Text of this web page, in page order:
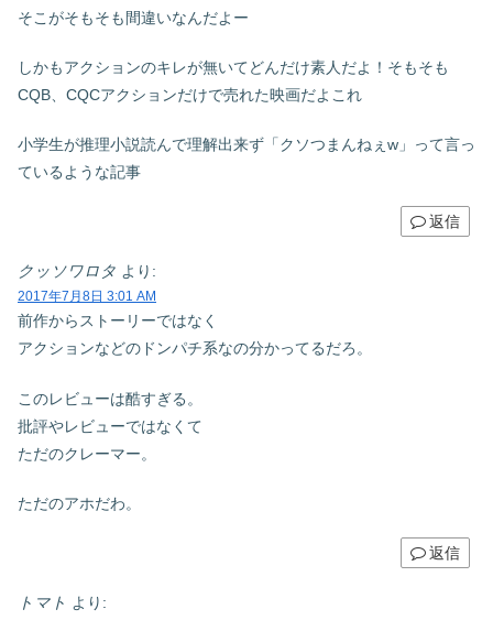
そこがそもそも間違いなんだよー
しかもアクションのキレが無いてどんだけ素人だよ！そもそも
CQB、CQCアクションだけで売れた映画だよこれ
小学生が推理小説読んで理解出来ず「クソつまんねぇw」って言っ
ているような記事
返信
クッソワロタ より:
2017年7月8日 3:01 AM
前作からストーリーではなく
アクションなどのドンパチ系なの分かってるだろ。
このレビューは酷すぎる。
批評やレビューではなくて
ただのクレーマー。
ただのアホだわ。
返信
トマト より: